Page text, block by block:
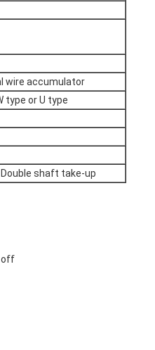
wire accumulator
type or U type
shaft take-up
off